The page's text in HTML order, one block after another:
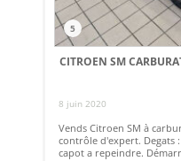
5
CITROEN SM
8 juin 2020
Vends Citroen SM à
contrôle d'expert. Degats
capot a repeindre.